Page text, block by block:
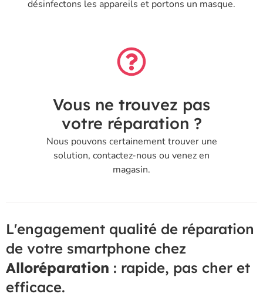
désinfectons les appareils et portons un masque.
Vous ne trouvez pas
votre réparation ?
Nous pouvons certainement trouver une
solution, contactez-nous ou venez en
magasin.
L'engagement qualité de réparation
de votre smartphone chez
Alloréparation : rapide, pas cher et
efficace.